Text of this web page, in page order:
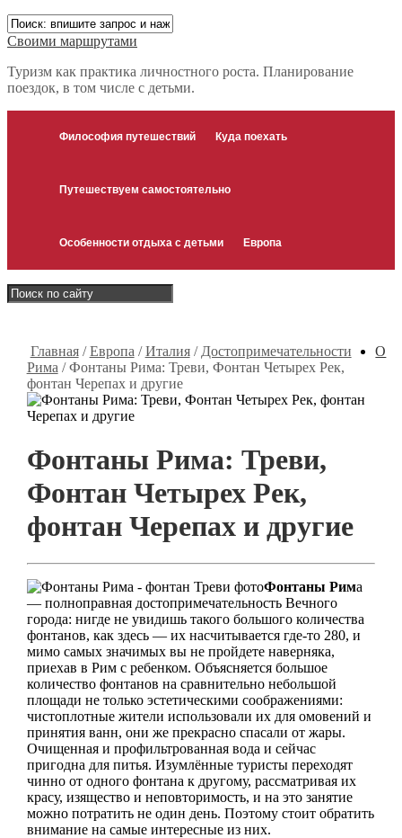
Своими маршрутами
Туризм как практика личностного роста. Планирование
поездок, в том числе с детьми.
Философия путешествий Куда поехать
Путешествуем самостоятельно
Особенности отдыха с детьми Европа
Главная/Европа /Италия/ Достопримечательности
Рима /Фонтаны Рима: Треви, Фонтан Четырех Рек,
фонтан Черепах и другие
Фонтаны Рима: Треви,
Фонтан Четырех Рек,
фонтан Черепах и другие
Фонтаны Рима
— полноправная достопримечательность Вечного
города: нигде не увидишь такого большого количества
фонтанов, как здесь — их насчитывается где-то 280, и
мимо самых значимых вы не пройдете наверняка,
приехав в Рим с ребенком. Объясняется большое
количество фонтанов на сравнительно небольшой
площади не только эстетическими соображениями:
чистоплотные жители использовали их для омовений и
принятия ванн, они же прекрасно спасали от жары.
Очищенная и профильтрованная вода и сейчас
пригодна для питья. Изумлённые туристы переходят
чинно от одного фонтана к другому, рассматривая их
красу, изящество и неповторимость, и на это занятие
можно потратить не один день. Поэтому стоит обратить
внимание на самые интересные из них.
О